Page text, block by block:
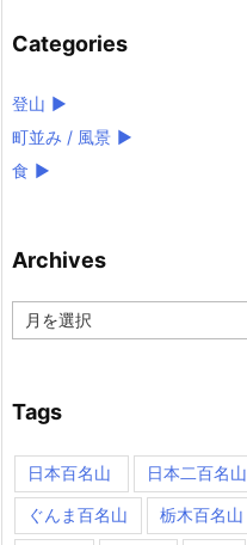
Categories
登山 ►
町並み / 風景 ►
食 ►
Archives
Archives
Tags
日本百名山 日本二百名山
ぐんま百名山 栃木百名山